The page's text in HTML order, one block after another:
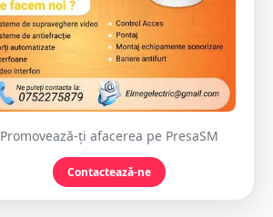
Promovează-ți afacerea pe PresaSM
Contactează-ne